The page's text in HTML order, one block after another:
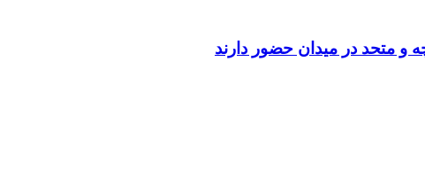
و متحد در میدان حضور دارند